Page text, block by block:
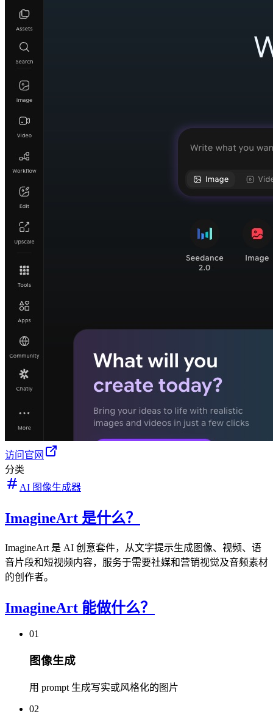
访问官网
分类
AI 图像生成器
ImagineArt 是什么？
ImagineArt 是 AI 创意套件，从文字提示生成图像、视频、语
音片段和短视频内容，服务于需要社媒和营销视觉及音频素材
的创作者。
ImagineArt 能做什么？
01
图像生成
用 prompt 生成写实或风格化的图片
02